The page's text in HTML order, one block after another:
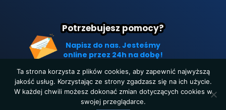
Potrzebujesz pomocy?
Napisz do nas. Jesteśmy
online przez 24h na dobę!
Strona główna|Polityka prywatności|O nas| Kontakt
Copyright © 2019-2025. Wszelkie prawa zastrzeżone.
Ta strona korzysta z plików cookies, aby zapewnić najwyższą
jakość usług. Korzystając ze strony zgadzasz się na ich użycie.
W każdej chwili możesz dokonać zmian dotyczących cookies w
swojej przeglądarce.